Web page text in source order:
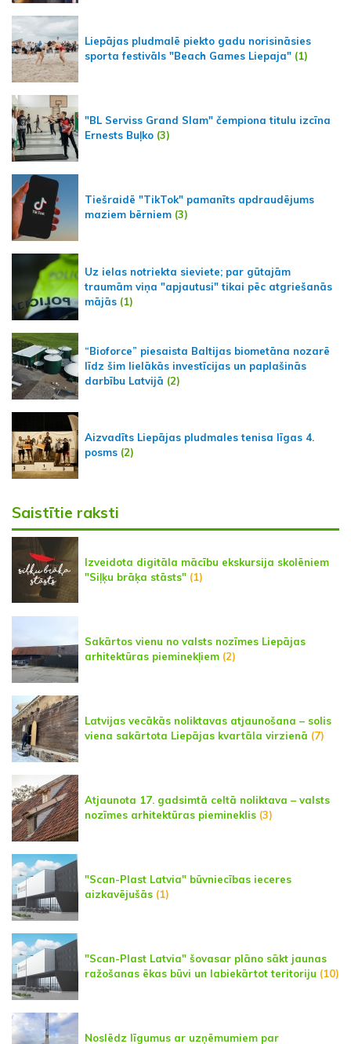
Liepājas pludmalē piekto gadu norisināsies
sporta festivāls "Beach Games Liepaja" (1)
"BL Serviss Grand Slam" čempiona titulu izcīna
Ernests Buļko (3)
Tiešraidē "TikTok" pamanīts apdraudējums
maziem bērniem (3)
Uz ielas notriekta sieviete; par gūtajām
traumām viņa "apjautusi" tikai pēc atgriešanās
mājās (1)
“Bioforce” piesaista Baltijas biometāna nozarē
līdz šim lielākās investīcijas un paplašinās
darbību Latvijā (2)
Aizvadīts Liepājas pludmales tenisa līgas 4.
posms (2)
Saistītie raksti
Izveidota digitāla mācību ekskursija skolēniem
"Siļķu brāķa stāsts" (1)
Sakārtos vienu no valsts nozīmes Liepājas
arhitektūras pieminekļiem (2)
Latvijas vecākās noliktavas atjaunošana – solis
viena sakārtota Liepājas kvartāla virzienā (7)
Atjaunota 17. gadsimtā celtā noliktava – valsts
nozīmes arhitektūras piemineklis (3)
"Scan-Plast Latvia" būvniecības ieceres
aizkavējušās (1)
"Scan-Plast Latvia" šovasar plāno sākt jaunas
ražošanas ēkas būvi un labiekārtot teritoriju (10)
Noslēdz līgumus ar uzņēmumiem par